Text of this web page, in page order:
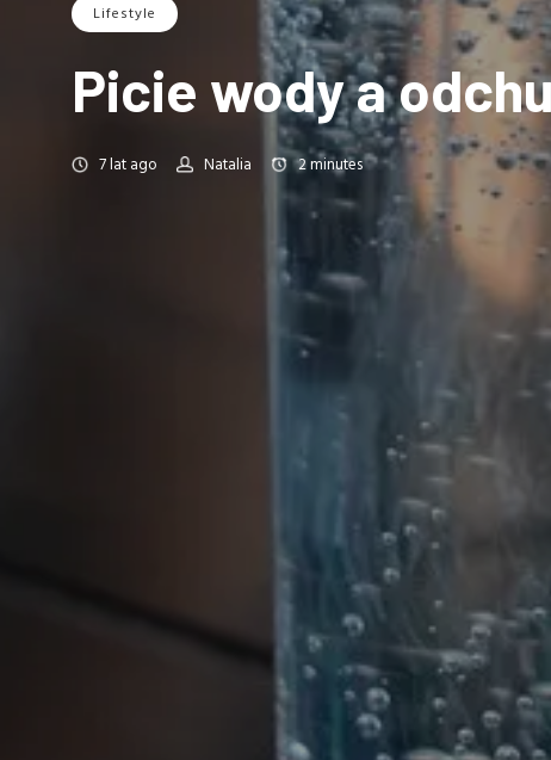
Lifestyle
Picie wody a
7 lat ago Natalia 2minutes